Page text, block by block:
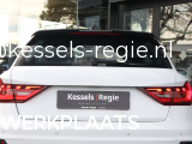
regie.nl
WERKPLAATS